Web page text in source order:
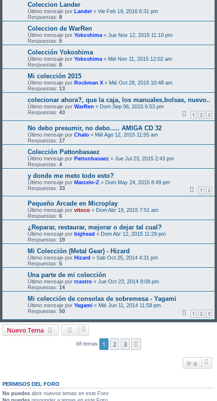
Coleccion Lander
Último mensaje por Lander« Vie Feb 19, 2016 6:31 pm
Respuestas: 8
Coleccion de WarRen
Último mensaje por Yokoshima « Jue Nov 12, 2015 11:10 pm
Respuestas: 5
Colección Yokoshima
Último mensaje por Yokoshima « Mié Nov 11, 2015 12:02 am
Respuestas: 8
Mi colección 2015
Último mensaje por Rockman X « Mié Oct 28, 2015 10:48 am
Respuestas: 13
colecionar ahora?, que la caja, los manuales,bolsas, nuevo..
Último mensaje por WarRen « Dom Sep 06, 2015 6:53 pm
Respuestas: 43 1 2 3
No debo presumir, no debo..... AMIGA CD 32
Último mensaje por Chalo « Mié Ago 12, 2015 11:55 am
Respuestas: 17
Colección Pattonbasaez
Último mensaje por Pattonbasaez « Jue Jul 23, 2015 2:43 pm
Respuestas: 4
y donde me meto todo esto?
Último mensaje por Marcelo-Z « Dom May 24, 2015 8:49 pm
Respuestas: 33 1 2
Pequeño Arcade en Microplay
Último mensaje por vitoco « Dom Abr 19, 2015 7:51 am
Respuestas: 6
¿Reparar, restaurar, mejorar o dejar tal cual?
Último mensaje por bighead « Dom Abr 12, 2015 11:29 pm
Respuestas: 19
Mi Colección (Metal Gear) - Hizard
Último mensaje por Hizard « Sab Oct 25, 2014 4:31 pm
Respuestas: 5
Una parte de mi colección
Último mensaje por rcastro « Jue Oct 23, 2014 9:08 pm
Respuestas: 14
Mi colección de consolas de sobremesa - Yagami
Último mensaje por Yagami « Mié Jun 11, 2014 11:58 pm
Respuestas: 50 1 2 3
Nuevo Tema
68 temas 1 2 3
Ir a
PERMISOS DEL FORO
No puedes abrir nuevos temas en este Foro